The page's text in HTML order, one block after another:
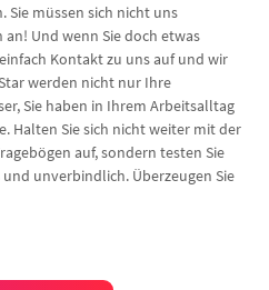
Sie müssen sich nicht uns
Und wenn Sie doch etwas
Kontakt zu uns auf und wir
werden nicht nur Ihre
Sie haben in Ihrem Arbeitsalltag
Halten Sie sich nicht weiter mit der
auf, sondern testen Sie
unverbindlich. Überzeugen Sie